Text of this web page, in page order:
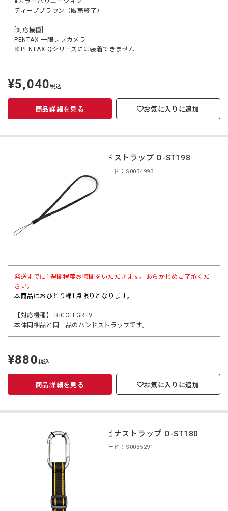
ディープブラウン（販売終了）
[対応機種]
PENTAX 一眼レフカメラ
※PENTAX Qシリーズには装着できません
定
価
¥5,040税込
商品詳細を見る お気に入りに追加
ハンドストラップ O-ST198
商品コード：S0034993
発送までに1週間程度お時間をいただきます。あらかじめご了承くだ
さい。
本商品はおひとり様1点限りとなります。
【対応機種】 RICOH GR IV
本体同梱品と同一品のハンドストラップです。
定
価
¥880税込
商品詳細を見る お気に入りに追加
カラビナストラップ O-ST180
商品コード：S0035291